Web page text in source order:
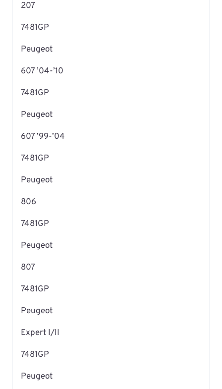
207
7481GP
Peugeot
607 ’04-’10
7481GP
Peugeot
607 ’99-’04
7481GP
Peugeot
806
7481GP
Peugeot
807
7481GP
Peugeot
Expert I/II
7481GP
Peugeot